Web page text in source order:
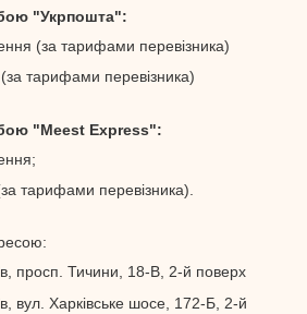
"Укрпошта":
(за тарифами перевізника)
тарифами перевізника)
"Meest Express":
тарифами перевізника).
просп. Тичини, 18-В, 2-й поверх
вул. Харківське шосе, 172-Б, 2-й